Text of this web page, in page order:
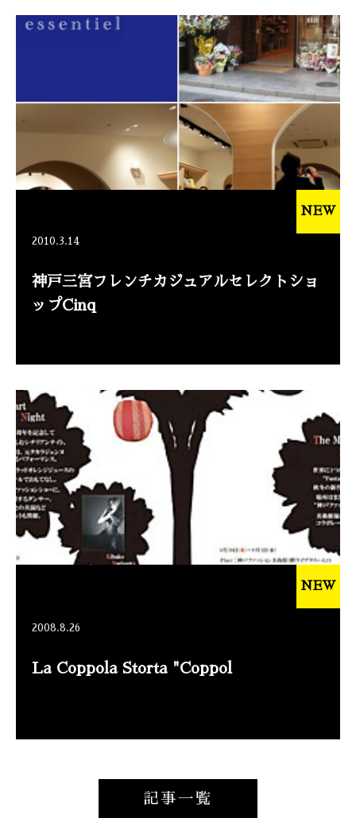
2010.3.14
神戸三宮フレンチカジュアルセレクトショ
ップCinq
NEW
2008.8.26
La Coppola Storta "Coppol
NEW
記事一覧